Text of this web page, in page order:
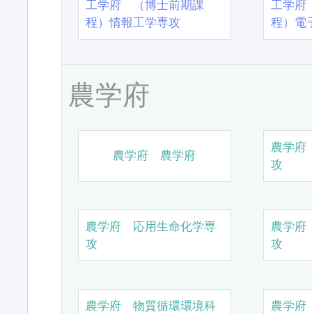
工学府 （博士前期課
程）情報工学専攻
工学
程）電
農学府
農学府 農学府
農学
攻
農学府 応用生命化学専
攻
農学
攻
農学府 物質循環環境科
農学